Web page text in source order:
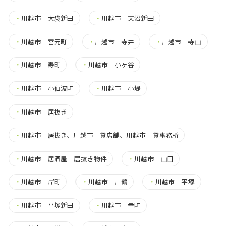
・ 川越市 大袋新田 ・ 川越市 天沼新田
・ 川越市 宮元町 ・ 川越市 寺井 ・ 川越市 寺山
・ 川越市 寿町 ・ 川越市 小ヶ谷
・ 川越市 小仙波町 ・ 川越市 小堤
・ 川越市 居抜き
・ 川越市 居抜き、川越市 貸店舗、川越市 貸事務所
・ 川越市 居酒屋 居抜き物件 ・ 川越市 山田
・ 川越市 岸町 ・ 川越市 川鶴 ・ 川越市 平塚
・ 川越市 平塚新田 ・ 川越市 幸町